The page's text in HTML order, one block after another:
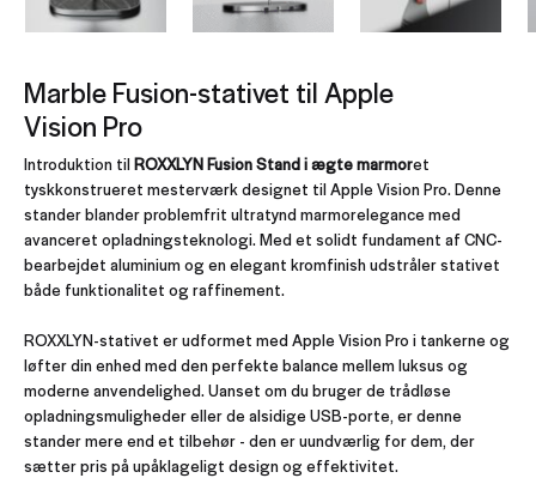
Marble Fusion-stativet til Apple
Vision Pro
Introduktion tilROXXLYN Fusion Stand i ægte marmoret
tyskkonstrueret mesterværk designet til Apple Vision Pro. Denne
stander blander problemfrit ultratynd marmorelegance med
avanceret opladningsteknologi. Med et solidt fundament af CNC-
bearbejdet aluminium og en elegant kromfinish udstråler stativet
både funktionalitet og raffinement.
ROXXLYN-stativet er udformet med Apple Vision Pro i tankerne og
løfter din enhed med den perfekte balance mellem luksus og
moderne anvendelighed. Uanset om du bruger de trådløse
opladningsmuligheder eller de alsidige USB-porte, er denne
stander mere end et tilbehør - den er uundværlig for dem, der
sætter pris på upåklageligt design og effektivitet.